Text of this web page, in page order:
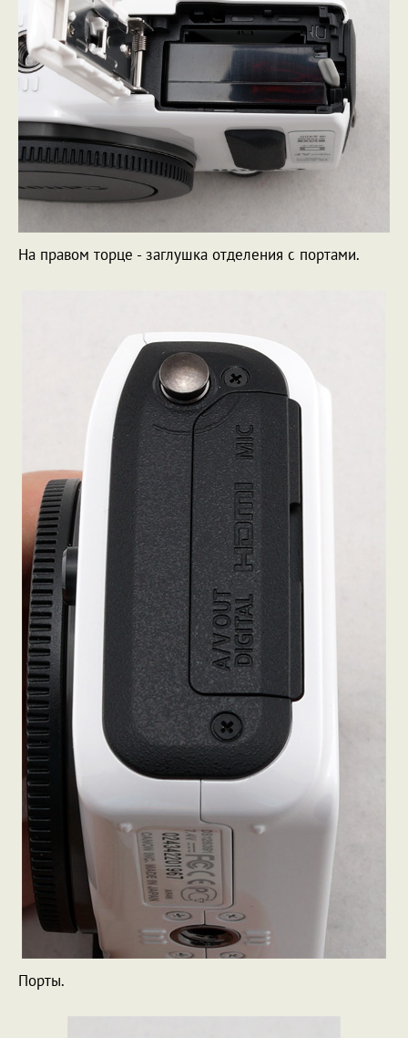
На правом торце - заглушка отделения с портами.
Порты.